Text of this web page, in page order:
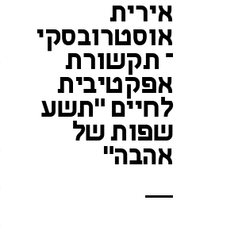
אירית
אוסטרובסקי
– תקשורת
אפקטיבית
לחיים "תשע
שפות של
אהבה"